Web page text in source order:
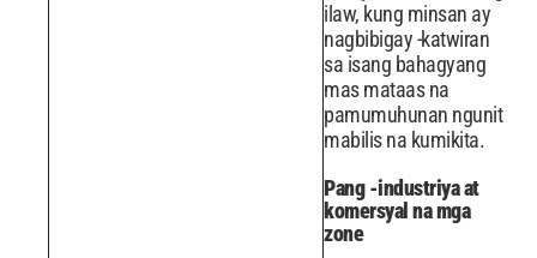
ilaw, kung minsan ay
nagbibigay -katwiran
sa isang bahagyang
mas mataas na
pamumuhunan ngunit
mabilis na kumikita.
Pang -industriya at
komersyal na mga
zone